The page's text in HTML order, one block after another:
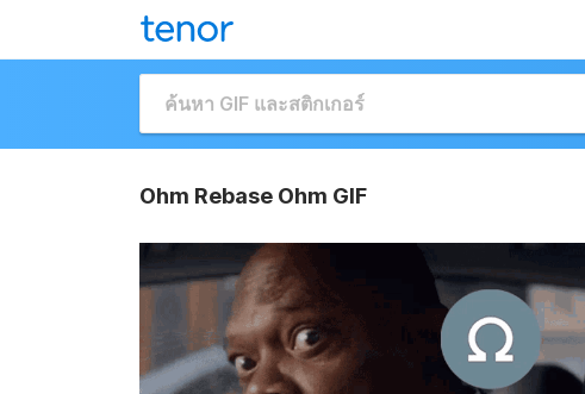
Ohm Rebase Ohm GIF